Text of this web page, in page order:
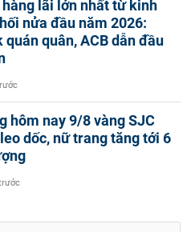
hàng lãi lớn nhất từ kinh
nửa đầu năm 2026:
quân, ACB dẫn đầu
hôm nay 9/8 vàng SJC
dốc, nữ trang tăng tới 6